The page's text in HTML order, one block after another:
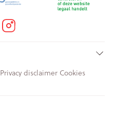
Privacy disclaimer Cookies